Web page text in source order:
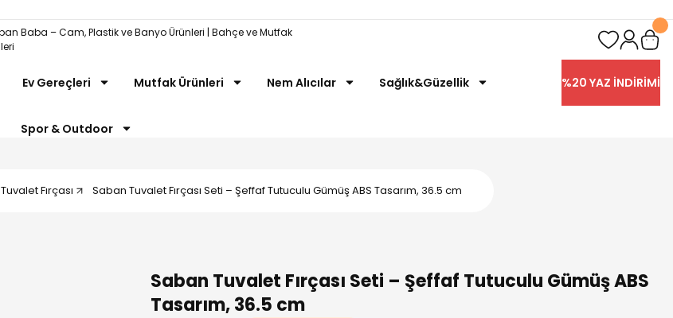
Ev Gereçleri Mutfak Ürünleri Nem Alıcılar Sağlık&Güzellik
Spor & Outdoor
%20 YAZ İNDİRİMİ
Tuvalet Fırçası Saban Tuvalet Fırçası Seti – Şeffaf Tutuculu Gümüş ABS Tasarım, 36.5 cm
Saban Tuvalet Fırçası Seti – Şeffaf Tutuculu Gümüş ABS
Tasarım, 36.5 cm